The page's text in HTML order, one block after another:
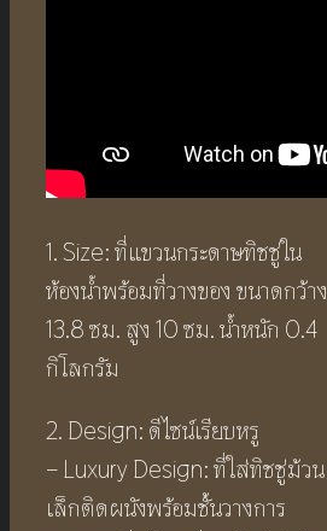
1. Size: ที่แขวนกระดาษทิชชู่ใน
ห้องน้ำพร้อมที่วางของ ขนาดกว้าง
13.8 ซม. สูง 10 ซม. น้ำหนัก 0.4
กิโลกรัม
2. Design: ดีไซน์เรียบหรู
– Luxury Design: ที่ใส่ทิชชู่ม้วน
เล็กติดผนังพร้อมชั้นวางการ